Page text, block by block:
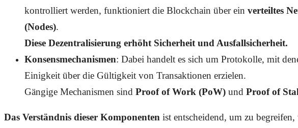
kontrolliert werden, funktioniert die Blockchain über ein verteiltes
(Nodes).
Diese Dezentralisierung erhöht Sicherheit und Ausfallsicherheit.
Konsensmechanismen: Dabei handelt es sich um Protokolle, mit
Einigkeit über die Gültigkeit von Transaktionen erzielen.
Gängige Mechanismen sind Proof of Work (PoW) und Proof of
Das Verständnis dieser Komponenten ist entscheidend, um zu